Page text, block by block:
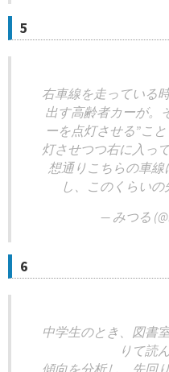
5
右車線を走っている
出す高齢者カーが。
ーを点灯させる”こ
灯させつつ右に入っ
想通りこちらの車
し、このくらいの
— みつる
6
中学生のとき、図書
りて読